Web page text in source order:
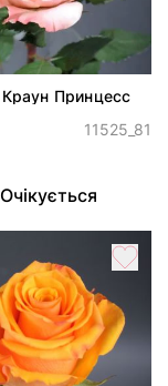
Принцесс
11525_81
Очікується